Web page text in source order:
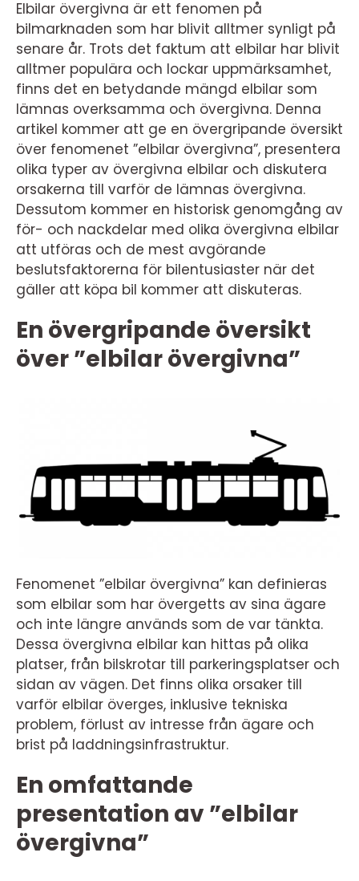
Elbilar övergivna är ett fenomen på
bilmarknaden som har blivit alltmer synligt på
senare år. Trots det faktum att elbilar har blivit
alltmer populära och lockar uppmärksamhet,
finns det en betydande mängd elbilar som
lämnas overksamma och övergivna. Denna
artikel kommer att ge en övergripande översikt
över fenomenet ”elbilar övergivna”, presentera
olika typer av övergivna elbilar och diskutera
orsakerna till varför de lämnas övergivna.
Dessutom kommer en historisk genomgång av
för- och nackdelar med olika övergivna elbilar
att utföras och de mest avgörande
beslutsfaktorerna för bilentusiaster när det
gäller att köpa bil kommer att diskuteras.
En övergripande översikt
över ”elbilar övergivna”
Fenomenet ”elbilar övergivna” kan definieras
som elbilar som har övergetts av sina ägare
och inte längre används som de var tänkta.
Dessa övergivna elbilar kan hittas på olika
platser, från bilskrotar till parkeringsplatser och
sidan av vägen. Det finns olika orsaker till
varför elbilar överges, inklusive tekniska
problem, förlust av intresse från ägare och
brist på laddningsinfrastruktur.
En omfattande
presentation av ”elbilar
övergivna”